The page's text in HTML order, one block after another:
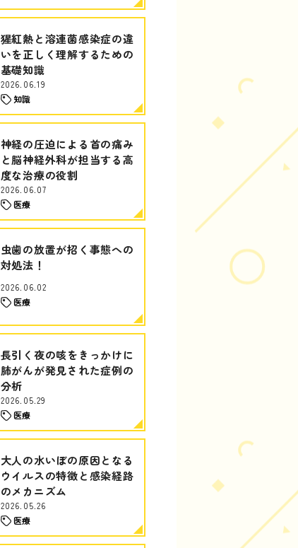
猩紅熱と溶連菌感染症の違
いを正しく理解するための
基礎知識
2026.06.19
知識
神経の圧迫による首の痛み
と脳神経外科が担当する高
度な治療の役割
2026.06.07
医療
虫歯の放置が招く事態への
対処法！
2026.06.02
医療
長引く夜の咳をきっかけに
肺がんが発見された症例の
分析
2026.05.29
医療
大人の水いぼの原因となる
ウイルスの特徴と感染経路
のメカニズム
2026.05.26
医療